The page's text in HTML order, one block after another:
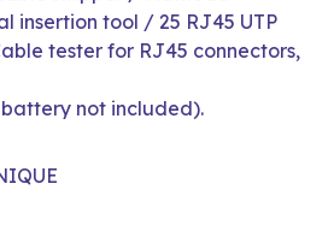
insertion tool / 25 RJ45 UTP
tester for RJ45 connectors,
battery not included).